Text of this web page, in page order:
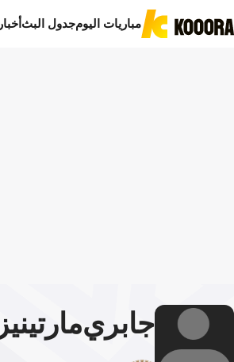
مباريات اليومجدول البثأخبار
جابريمارتينيز